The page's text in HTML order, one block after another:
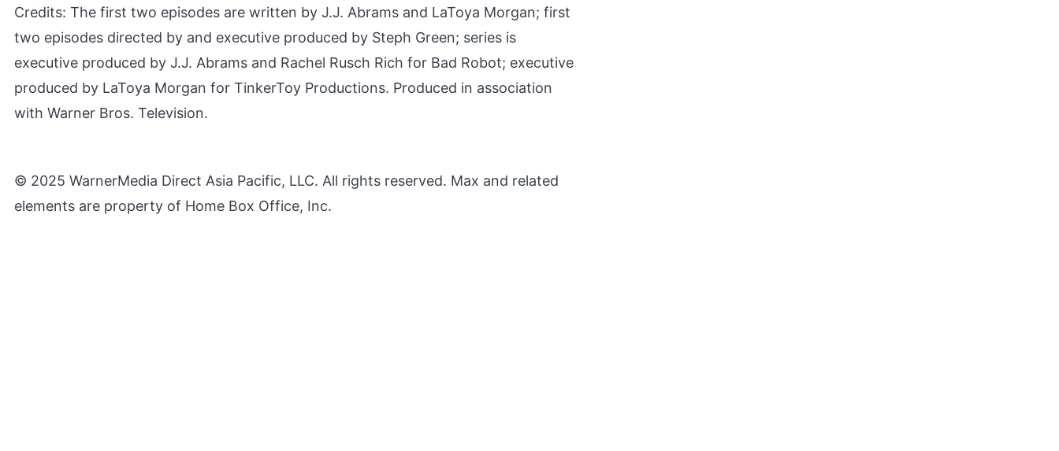
Credits: The first two episodes are written by J.J. Abrams and LaToya Morgan; first
two episodes directed by and executive produced by Steph Green; series is
executive produced by J.J. Abrams and Rachel Rusch Rich for Bad Robot; executive
produced by LaToya Morgan for TinkerToy Productions. Produced in association
with Warner Bros. Television.
© 2025 WarnerMedia Direct Asia Pacific, LLC. All rights reserved. Max and related
elements are property of Home Box Office, Inc.